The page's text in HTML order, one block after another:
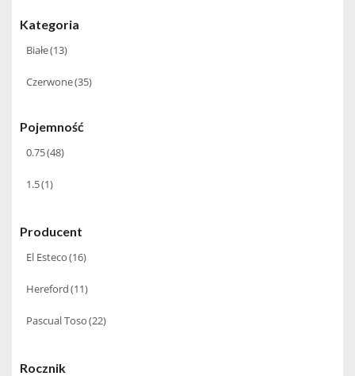
Kategoria
Białe(13)
Czerwone(35)
Pojemność
0.75(48)
1.5(1)
Producent
El Esteco(16)
Hereford(11)
Pascual Toso(22)
Rocznik